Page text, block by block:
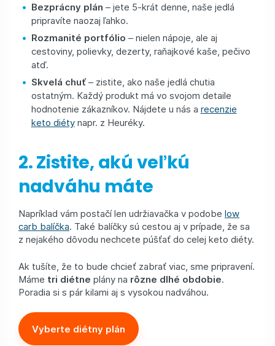
Bezprácny plán – jete 5-krát denne, naše jedlá
pripravíte naozaj ľahko.
Rozmanité portfólio – nielen nápoje, ale aj
cestoviny, polievky, dezerty, raňajkové kaše, pečivo
atď.
Skvelá chuť– zistite, ako naše jedlá chutia
ostatným. Každý produkt má vo svojom detaile
hodnotenie zákazníkov. Nájdete u nás a recenzie
keto diétynapr. z Heuréky.
2. Zistite, akú veľkú
nadváhu máte
Napríklad vám postačí len udržiavačka v podobe low
carb balíčka. Také balíčky sú cestou aj v prípade, že sa
z nejakého dôvodu nechcete púšťať do celej keto diéty.
Ak tušíte, že to bude chcieť zabrať viac, sme pripravení.
Máme tri diétne plány na rôzne dlhé obdobie.
Poradia si s pár kilami aj s vysokou nadváhou.
Vyberte diétny plán